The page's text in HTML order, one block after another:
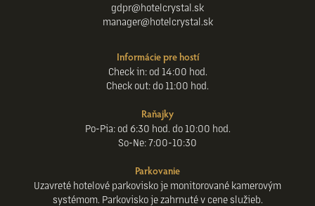
gdpr@hotelcrystal.sk
manager@hotelcrystal.sk
Informácie pre hostí
Check in: od 14:00 hod.
Check out: do 11:00 hod.
Raňajky
Po-Pia: od 6:30 hod. do 10:00 hod.
So-Ne: 7:00-10:30
Parkovanie
Uzavreté hotelové parkovisko je monitorované kamerovým
systémom. Parkovisko je zahrnuté v cene služieb.